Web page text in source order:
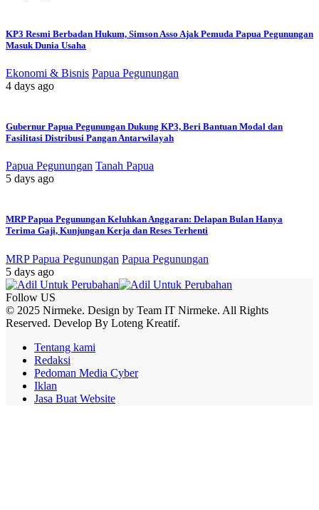
KP3 Resmi Berbadan Hukum, Simson Asso Ajak Pemuda Papua Pegunungan
Masuk Dunia Usaha
Ekonomi & Bisnis Papua Pegunungan
4 days ago
Gubernur Papua Pegunungan Dukung KP3, Beri Bantuan Modal dan
Fasilitasi Distribusi Pangan Antarwilayah
Papua Pegunungan Tanah Papua
5 days ago
MRP Papua Pegunungan Keluhkan Anggaran: Delapan Bulan Hanya
Terima Gaji, Kunjungan Kerja dan Reses Terhenti
MRP Papua Pegunungan Papua Pegunungan
5 days ago
Follow US
© 2025 Nirmeke. Design by Team IT Nirmeke. All Rights
Reserved. Develop By Loteng Kreatif.
Tentang kami
Redaksi
Pedoman Media Cyber
Iklan
Jasa Buat Website